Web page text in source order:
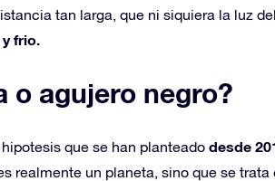
tan larga, que ni siquiera la luz
frio.
o agujero negro?
que se han planteado desde
realmente un planeta, sino que se